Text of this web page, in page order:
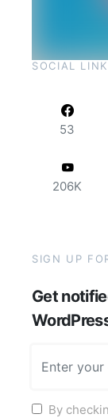
SOCIAL
53
206K
SIGN UP
Get
By